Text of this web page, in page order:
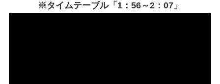
※タイムテーブル「1：56～2：07」